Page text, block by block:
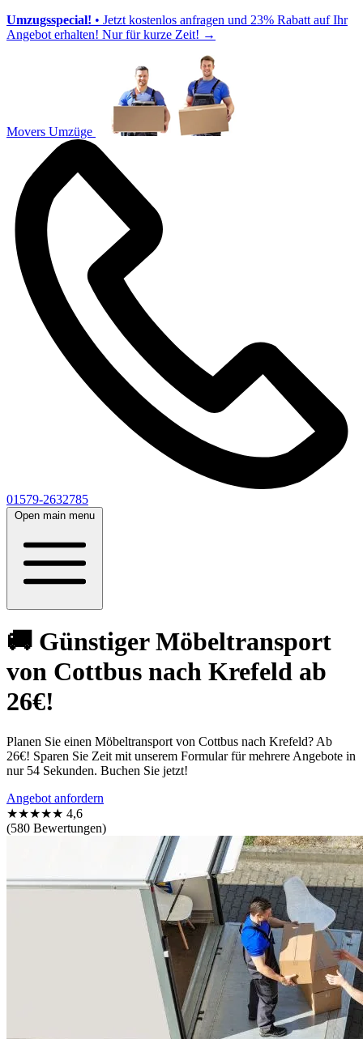
Umzugsspecial! • Jetzt kostenlos anfragen und 23% Rabatt auf Ihr
Angebot erhalten! Nur für kurze Zeit! →
Movers Umzüge
01579-2632785
Open main menu
🚚 Günstiger Möbeltransport
von Cottbus nach Krefeld ab
26€!
Planen Sie einen Möbeltransport von Cottbus nach Krefeld? Ab
26€! Sparen Sie Zeit mit unserem Formular für mehrere Angebote in
nur 54 Sekunden. Buchen Sie jetzt!
Angebot anfordern
★★★★★ 4,6
(580 Bewertungen)